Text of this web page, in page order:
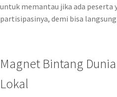
untuk memantau jika ada peserta
partisipasinya, demi bisa
Magnet Bintang
Lokal